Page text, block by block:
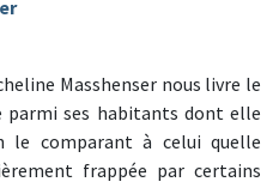
Masshenser nous livre le
parmi ses habitants dont elle
comparant à celui quelle
frappée par certains